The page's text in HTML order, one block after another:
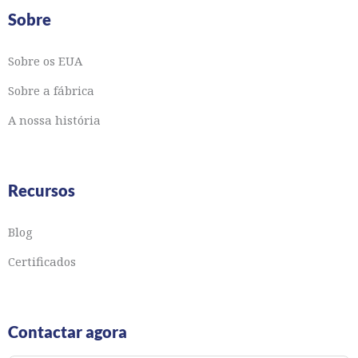
Sobre
Sobre os EUA
Sobre a fábrica
A nossa história
Recursos
Blog
Certificados
Contactar agora